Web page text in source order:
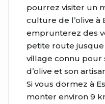
pourrez visiter un
culture de l’olive à
emprunterez des
petite route jusque
village connu pour
d’olive et son
Si vous dormez à
monter environ 9